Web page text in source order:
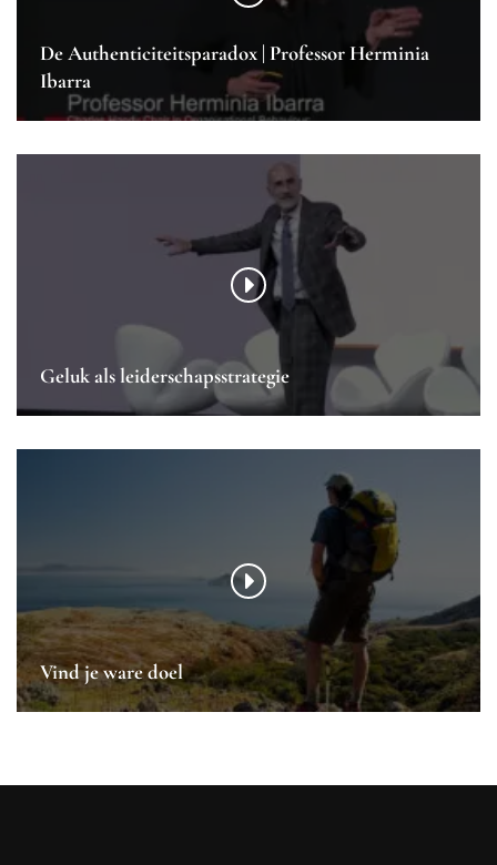
De Authenticiteitsparadox | Professor Herminia
Ibarra
Geluk als leiderschapsstrategie
Vind je ware doel